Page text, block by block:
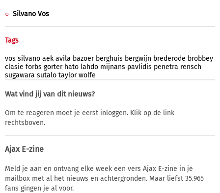
Silvano Vos
Tags
vos silvano aek avila bazoer berghuis bergwijn brederode brobbey
clasie forbs gorter hato lahdo mijnans pavlidis penetra rensch
sugawara sutalo taylor wolfe
Wat vind jij van dit nieuws?
Om te reageren moet je eerst inloggen. Klik op de link
rechtsboven.
Ajax E-zine
Meld je aan en ontvang elke week een vers Ajax E-zine in je
mailbox met al het nieuws en achtergronden. Maar liefst 35.965
fans gingen je al voor.